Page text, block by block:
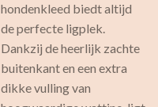
hondenkleed biedt altijd
de perfecte ligplek.
Dankzij de heerlijk zachte
buitenkant en een extra
dikke vulling van